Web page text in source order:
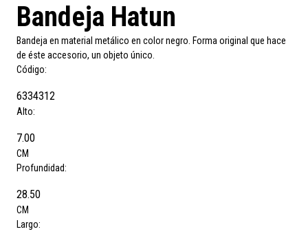
Bandeja Hatun
Bandeja en material metálico en color negro. Forma original que hace
de éste accesorio, un objeto único.
Código:
6334312
Alto:
7.00
CM
Profundidad:
28.50
CM
Largo: